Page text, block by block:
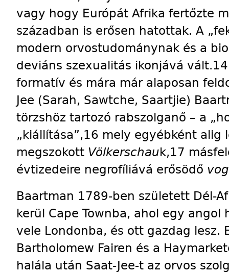
vagy hogy Európát Afrika fertőzte
században is erősen hatottak. A
modern orvostudománynak és a
deviáns szexualitás ikonjává
formatív és mára már alaposan
Jee (Sarah, Sawtche, Saartjie)
törzshöz tartozó rabszolganő – a
„kiállítása”,16 mely egyébként
megszokott Völkerschauk,17
évtizedeire negrofíliává erősödő
Baartman 1789-ben született Dél-
kerül Cape Townba, ahol egy angol
vele Londonba, és ott gazdag lesz.
Bartholomew Fairen és a
halála után Saat-Jee-t az orvos